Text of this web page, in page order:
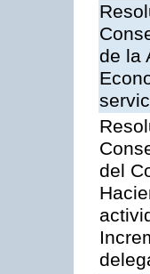
de la
del